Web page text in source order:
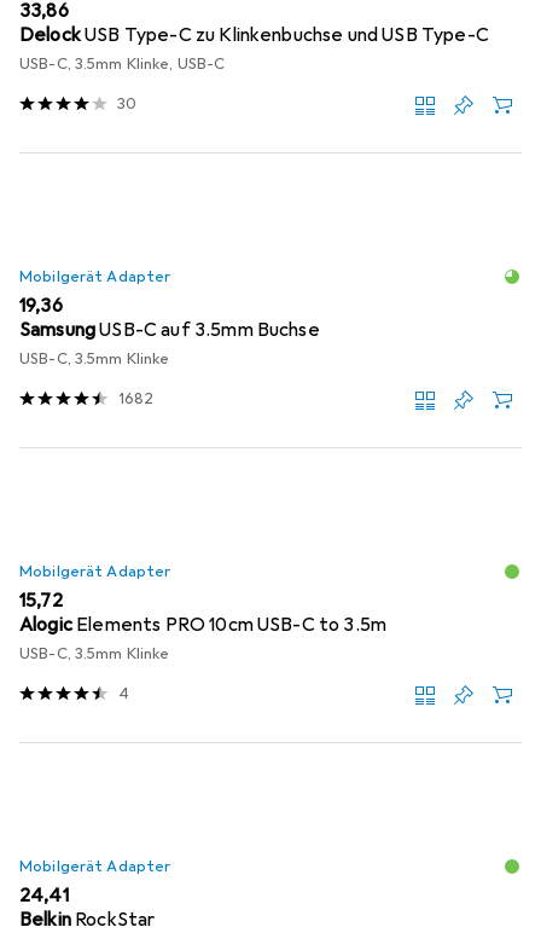
EUR
33,86
DelockUSB Type-C zu Klinkenbuchse und USB Type-C
USB-C, 3.5mm Klinke, USB-C
30
Mobilgerät Adapter
EUR
19,36
SamsungUSB-C auf 3.5mm Buchse
USB-C, 3.5mm Klinke
1682
Mobilgerät Adapter
EUR
15,72
Alogic Elements PRO 10cm USB-C to 3.5m
USB-C, 3.5mm Klinke
4
Mobilgerät Adapter
EUR
24,41
Belkin RockStar